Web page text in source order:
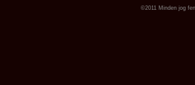
©2011 Minden jog